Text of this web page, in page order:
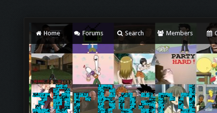
Home Forums Search Members